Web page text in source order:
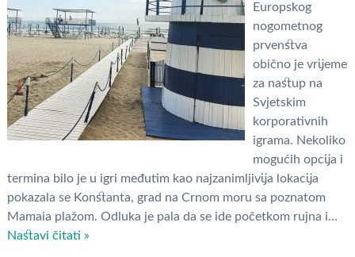
Europskog
nogometnog
prvenstva
obično je vrijeme
za nastup na
Svjetskim
korporativnih
igrama. Nekoliko
mogućih opcija i
termina bilo je u igri međutim kao najzanimljivija lokacija
pokazala se Konstanta, grad na Crnom moru sa poznatom
Mamaia plažom. Odluka je pala da se ide početkom rujna i…
Nastavi čitati »